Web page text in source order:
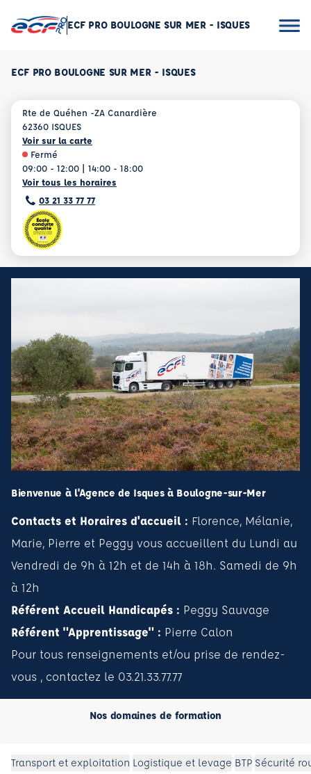
ECF PRO BOULOGNE SUR MER - ISQUES
ECF PRO BOULOGNE SUR MER - ISQUES
Rte de Quéhen -ZA Canardière
62360 ISQUES
Voir sur la carte
Fermé
09:00 - 12:00 | 14:00 - 18:00
Voir tous les horaires
03 21 33 77 77
Bienvenue à l'Agence de Isques à Boulogne-sur-Mer
Contacts et Horaires d'accueil : Florence, Mélanie,
Marie, Pierre et Peggy vous accueillent du Lundi au
Vendredi de 9h à 12h et de 14h à 18h. Samedi de 9h
à 12h
Référent Accueil Handicapés : Peggy Sauvage
Référent "Apprentissage" : Pierre Calon
Pour tous renseignements et/ou prise de rendez-
vous , contactez le 03.21.33.77.77
Nos domaines de formation
Transport et exploitation Logistique et levage BTP Sécurité